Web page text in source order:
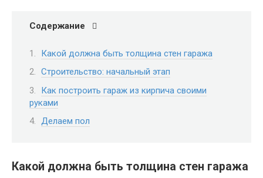
Содержание
Какой должна быть толщина стен гаража
Строительство: начальный этап
Как построить гараж из кирпича своими
руками
Делаем пол
Какой должна быть толщина стен гаража